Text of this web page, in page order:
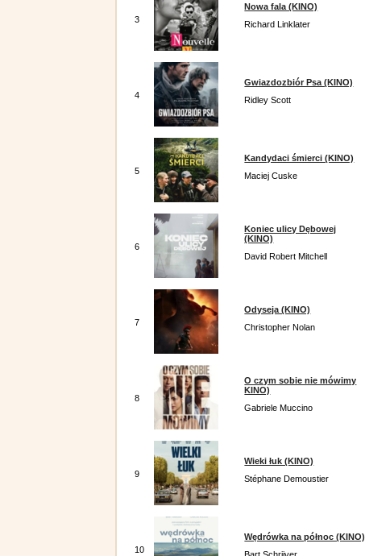
3
Nowa fala (KINO)
Richard Linklater
4
Gwiazdozbiór Psa (KINO)
Ridley Scott
5
Kandydaci śmierci (KINO)
Maciej Cuske
6
Koniec ulicy Dębowej
(KINO)
David Robert Mitchell
7
Odyseja (KINO)
Christopher Nolan
8
O czym sobie nie mówimy
KINO)
Gabriele Muccino
9
Wieki łuk (KINO)
Stéphane Demoustier
10
Wędrówka na północ (KINO)